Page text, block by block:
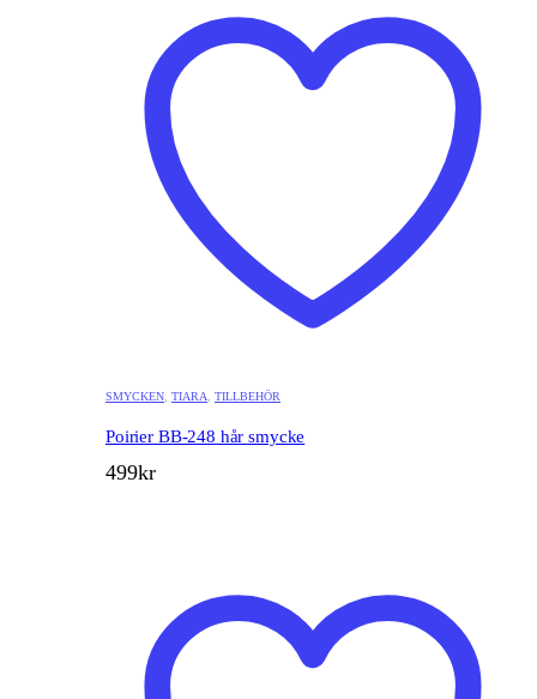
SMYCKEN TIARA TILLBEHÖR
Poirier BB-248 hår smycke
499kr